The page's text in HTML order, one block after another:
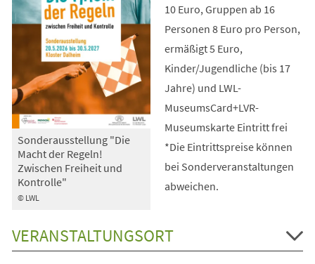
© LWL
Sonderausstellung "Die
Macht der Regeln!
Zwischen Freiheit und
Kontrolle"
10 Euro, Gruppen ab 16
Personen 8 Euro pro Person,
ermäßigt 5 Euro,
Kinder/Jugendliche (bis 17
Jahre) und LWL-
MuseumsCard+LVR-
Museumskarte Eintritt frei
*Die Eintrittspreise können
bei Sonderveranstaltungen
abweichen.
VERANSTALTUNGSORT